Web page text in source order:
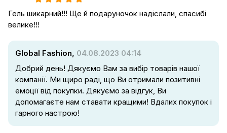
Гель шикарний!!! Ще й подаруночок надіслали, спасибі
велике!!!
Global Fashion, 04.08.2023 04:14
Добрий день! Дякуємо Вам за вибір товарів нашої
компанії. Ми щиро раді, що Ви отримали позитивні
емоції від покупки. Дякуємо за відгук, Ви
допомагаєте нам ставати кращими! Вдалих покупок і
гарного настрою!